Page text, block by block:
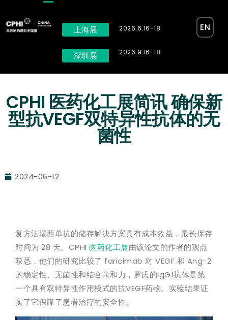
上海展
深圳展
2026.6.16-18
2026.9.16-18
EN
CPHI 医药化工展简讯 确保新
型抗VEGF双特异性抗体的无
菌性
2024-06-12
复方法瑞西单抗的储存解决方案具有成本效益，最长保存
时间为 28 天。CPHI 医药化工展由该论文的作者的观点
获悉，他们的研究比较了 faricimab 对 VEGF 和 Ang-2
的稳定性、无菌性和结合亲和力，罗氏的IgG1抗体是第
一个具有双特异性作用模式的抗VEGF药物。实验结果证
实了它保障了患者治疗的安全性。